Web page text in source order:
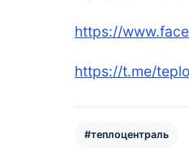
https://
https://t.me/
#теплоцентраль